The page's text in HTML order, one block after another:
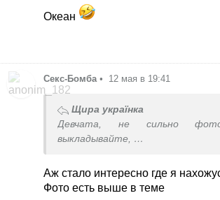
Океан
Секс-Бомба • 12 мая в 19:41
Щира українка
Девчата, не сильно
выкладывайте,
тем более уже написали, что к
твари готовятся
Аж стало интересно где я
Фото есть выше в теме